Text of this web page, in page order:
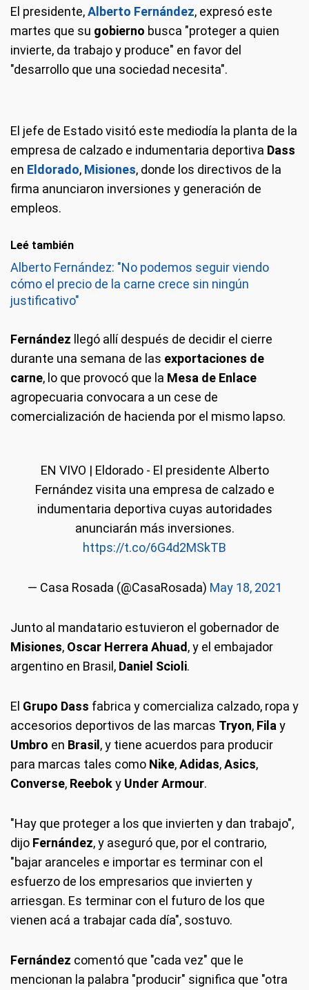
El presidente,Alberto Fernández, expresó este
martes que su gobierno busca "proteger a quien
invierte, da trabajo y produce" en favor del
"desarrollo que una sociedad necesita".
El jefe de Estado visitó este mediodía la planta de la
empresa de calzado e indumentaria deportiva Dass
en Eldorado, Misiones, donde los directivos de la
firma anunciaron inversiones y generación de
empleos.
Leé también
Alberto Fernández: "No podemos seguir viendo
cómo el precio de la carne crece sin ningún
justificativo"
Fernández llegó allí después de decidir el cierre
durante una semana de las exportaciones de
carne, lo que provocó que la Mesa de Enlace
agropecuaria convocara a un cese de
comercialización de hacienda por el mismo lapso.
EN VIVO | Eldorado - El presidente Alberto
Fernández visita una empresa de calzado e
indumentaria deportiva cuyas autoridades
anunciarán más inversiones.
https://t.co/6G4d2MSkTB
— Casa Rosada (@CasaRosada) May 18, 2021
Junto al mandatario estuvieron el gobernador de
Misiones, Oscar Herrera Ahuad, y el embajador
argentino en Brasil, Daniel Scioli.
El Grupo Dass fabrica y comercializa calzado, ropa y
accesorios deportivos de las marcas Tryon, Fila y
Umbro en Brasil, y tiene acuerdos para producir
para marcas tales como Nike,Adidas,Asics,
Converse, Reeboky Under Armour.
"Hay que proteger a los que invierten y dan trabajo",
dijo Fernández, y aseguró que, por el contrario,
"bajar aranceles e importar es terminar con el
esfuerzo de los empresarios que invierten y
arriesgan. Es terminar con el futuro de los que
vienen acá a trabajar cada día", sostuvo.
Fernández comentó que "cada vez" que le
mencionan la palabra "producir" significa que "otra